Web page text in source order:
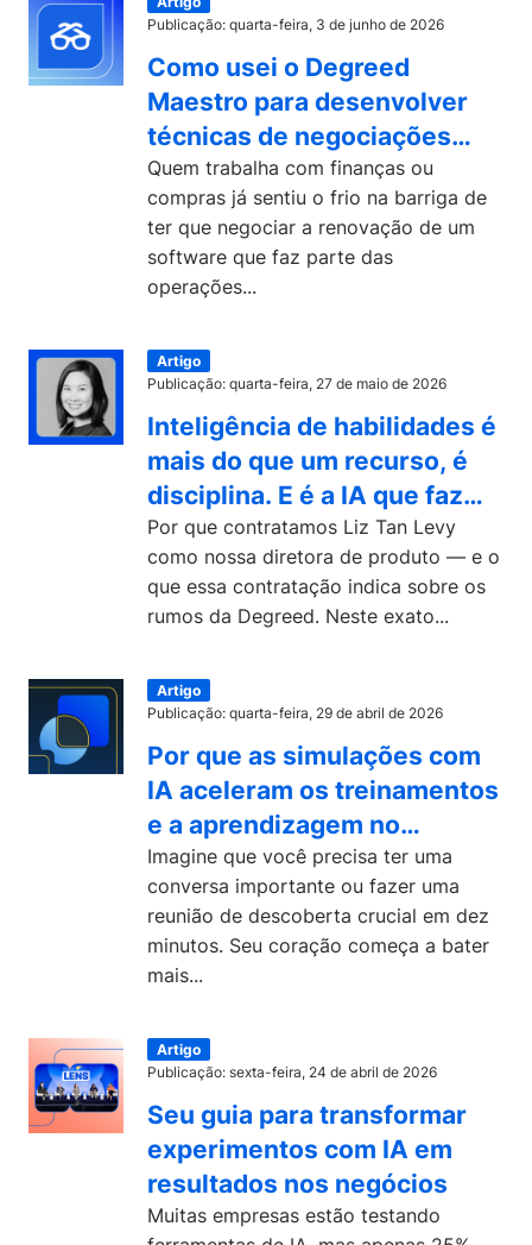
Publicação: quarta-feira, 3 de junho de 2026
Como usei o Degreed
Maestro para desenvolver
técnicas de negociações
com fornecedores
Quem trabalha com finanças ou
compras já sentiu o frio na barriga de
ter que negociar a renovação de um
software que faz parte das
operações...
Artigo
Publicação: quarta-feira, 27 de maio de 2026
Inteligência de habilidades é
mais do que um recurso, é
disciplina. E é a IA que faz
ela avançar.
Por que contratamos Liz Tan Levy
como nossa diretora de produto — e o
que essa contratação indica sobre os
rumos da Degreed. Neste exato...
Artigo
Publicação: quarta-feira, 29 de abril de 2026
Por que as simulações com
IA aceleram os treinamentos
e a aprendizagem no
ambiente corporativo
Imagine que você precisa ter uma
conversa importante ou fazer uma
reunião de descoberta crucial em dez
minutos. Seu coração começa a bater
mais...
Artigo
Publicação: sexta-feira, 24 de abril de 2026
Seu guia para transformar
experimentos com IA em
resultados nos negócios
Muitas empresas estão testando